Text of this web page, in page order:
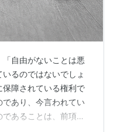
自由がないことは悪
るのではないでしょ
障されている権利で
あり、今言われてい
あることは、前項ま